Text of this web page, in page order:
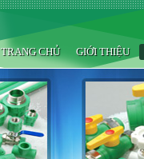
TRANG CHỦ GIỚI THIỆU